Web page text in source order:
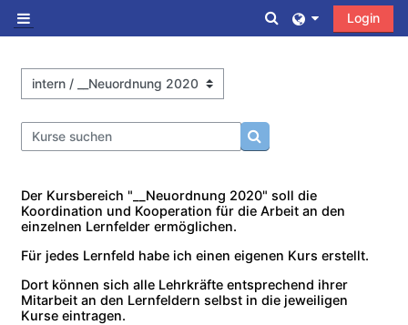
Website-Übersicht
SucheingabeLogin
Kursbereiche
Kurse suchen
Kurse suchen
Der Kursbereich "__Neuordnung 2020" soll die
Koordination und Kooperation für die Arbeit an den
einzelnen Lernfelder ermöglichen.
Für jedes Lernfeld habe ich einen eigenen Kurs erstellt.
Dort können sich alle Lehrkräfte entsprechend ihrer
Mitarbeit an den Lernfeldern selbst in die jeweiligen
Kurse eintragen.